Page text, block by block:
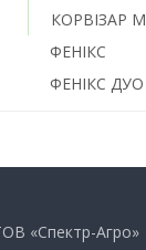
КОРВІЗАР М
ФЕНІКС
ФЕНІКС ДУО
«Спектр-Агро»